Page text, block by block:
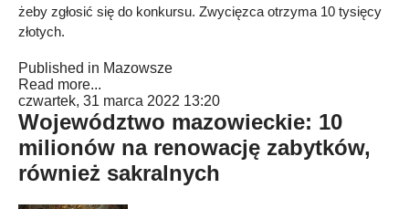
żeby zgłosić się do konkursu. Zwycięzca otrzyma 10 tysięcy
złotych.
Published in Mazowsze
Read more...
czwartek, 31 marca 2022 13:20
Województwo mazowieckie: 10
milionów na renowację zabytków,
również sakralnych